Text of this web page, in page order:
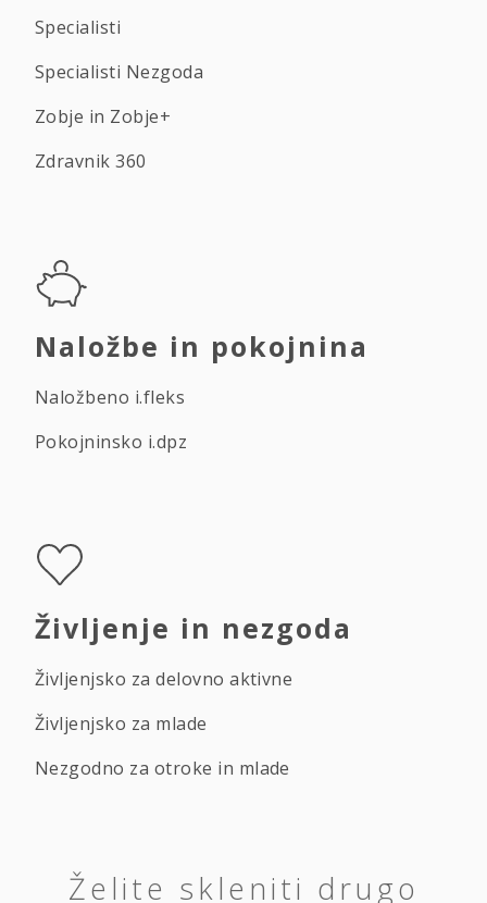
Specialisti
Specialisti Nezgoda
Zobje in Zobje+
Zdravnik 360
Naložbe in pokojnina
Naložbeno i.fleks
Pokojninsko i.dpz
Življenje in nezgoda
Življenjsko za delovno aktivne
Življenjsko za mlade
Nezgodno za otroke in mlade
Želite skleniti drugo